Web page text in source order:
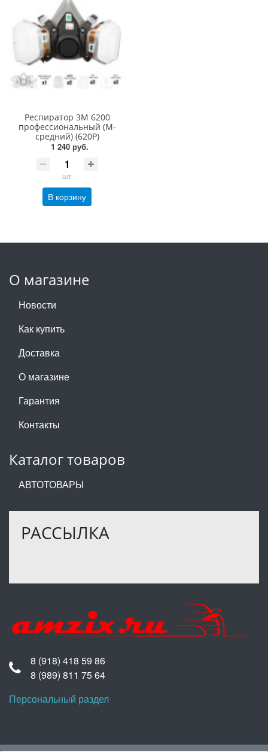
Респиратор 3М 6200
профессиональный (М-
средний) (620P)
1 240 руб.
шт
В корзину
О магазине
Новости
Как купить
Доставка
О магазине
Гарантия
Контакты
Каталог товаров
АВТОТОВАРЫ
РАССЫЛКА
8 (918) 418 59 86
8 (989) 811 75 64
Персональный раздел